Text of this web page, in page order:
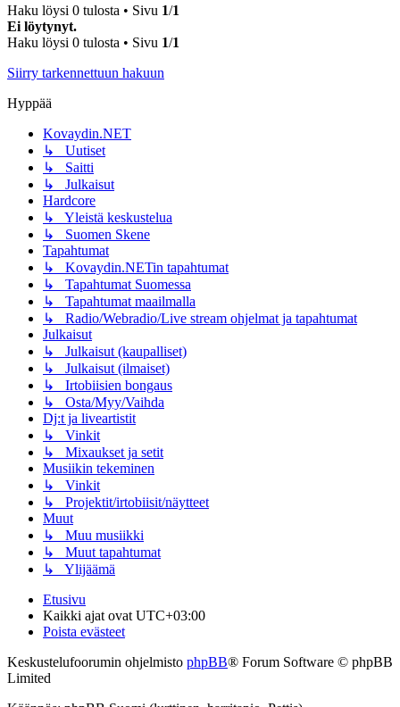
Haku löysi 0 tulosta • Sivu 1/1
Ei löytynyt.
Haku löysi 0 tulosta • Sivu 1/1
Siirry tarkennettuun hakuun
Hyppää
Kovaydin.NET
↳ Uutiset
↳ Saitti
↳ Julkaisut
Hardcore
↳ Yleistä keskustelua
↳ Suomen Skene
Tapahtumat
↳ Kovaydin.NETin tapahtumat
↳ Tapahtumat Suomessa
↳ Tapahtumat maailmalla
↳ Radio/Webradio/Live stream ohjelmat ja tapahtumat
Julkaisut
↳ Julkaisut (kaupalliset)
↳ Julkaisut (ilmaiset)
↳ Irtobiisien bongaus
↳ Osta/Myy/Vaihda
Dj:t ja liveartistit
↳ Vinkit
↳ Mixaukset ja setit
Musiikin tekeminen
↳ Vinkit
↳ Projektit/irtobiisit/näytteet
Muut
↳ Muu musiikki
↳ Muut tapahtumat
↳ Ylijäämä
Etusivu
Kaikki ajat ovat UTC+03:00
Poista evästeet
Keskustelufoorumin ohjelmisto phpBB® Forum Software © phpBB
Limited